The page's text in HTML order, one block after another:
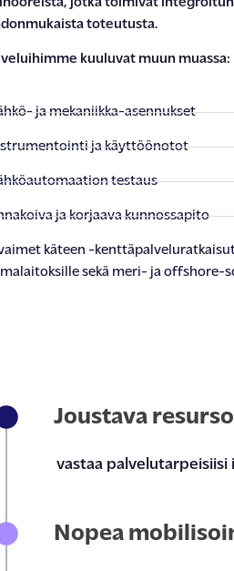
toteutusta.
kuuluvat muun muassa:
ja mekaniikka-asennukset
ja käyttöönotot
testaus
ja korjaava kunnossapito
käteen -
sekä meri- ja offshore-
Joustava
vastaa palvelutarpeisiisi
Nopea